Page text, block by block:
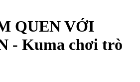
QUEN VỚI
- Kuma chơi trò